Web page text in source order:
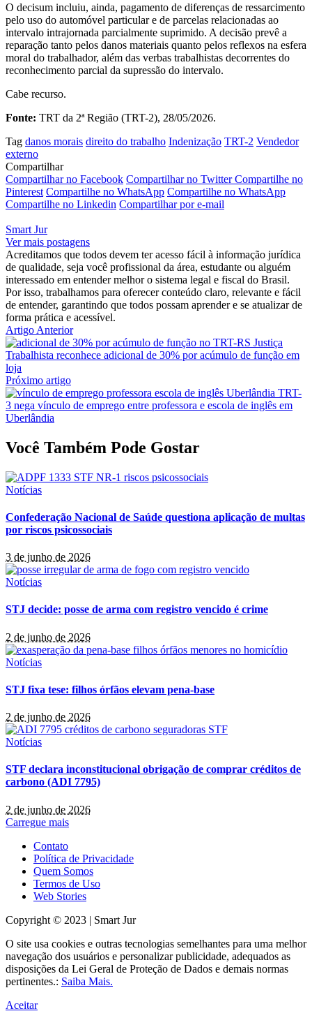
O decisum incluiu, ainda, pagamento de diferenças de ressarcimento
pelo uso do automóvel particular e de parcelas relacionadas ao
intervalo intrajornada parcialmente suprimido. A decisão prevê a
reparação tanto pelos danos materiais quanto pelos reflexos na esfera
moral do trabalhador, além das verbas trabalhistas decorrentes do
reconhecimento parcial da supressão do intervalo.
Cabe recurso.
Fonte: TRT da 2ª Região (TRT-2), 28/05/2026.
Tag danos morais direito do trabalho Indenização TRT-2 Vendedor
externo
Compartilhar
Compartilhar no Facebook Compartilhar no Twitter Compartilhe no
Pinterest Compartilhe no WhatsApp Compartilhe no WhatsApp
Compartilhe no Linkedin Compartilhar por e-mail
Smart Jur
Ver mais postagens
Acreditamos que todos devem ter acesso fácil à informação jurídica
de qualidade, seja você profissional da área, estudante ou alguém
interessado em entender melhor o sistema legal e fiscal do Brasil.
Por isso, trabalhamos para oferecer conteúdo claro, relevante e fácil
de entender, garantindo que todos possam aprender e se atualizar de
forma prática e acessível.
Artigo Anterior
Justiça
Trabalhista reconhece adicional de 30% por acúmulo de função em
loja
Próximo artigo
TRT-
3 nega vínculo de emprego entre professora e escola de inglês em
Uberlândia
Você Também Pode Gostar
Notícias
Confederação Nacional de Saúde questiona aplicação de multas
por riscos psicossociais
3 de junho de 2026
Notícias
STJ decide: posse de arma com registro vencido é crime
2 de junho de 2026
Notícias
STJ fixa tese: filhos órfãos elevam pena-base
2 de junho de 2026
Notícias
STF declara inconstitucional obrigação de comprar créditos de
carbono (ADI 7795)
2 de junho de 2026
Carregue mais
Contato
Política de Privacidade
Quem Somos
Termos de Uso
Web Stories
Copyright © 2023 | Smart Jur
O site usa cookies e outras tecnologias semelhantes para uma melhor
navegação dos usuários e personalizar publicidade, adequados as
disposições da Lei Geral de Proteção de Dados e demais normas
pertinentes.: Saiba Mais.
Aceitar